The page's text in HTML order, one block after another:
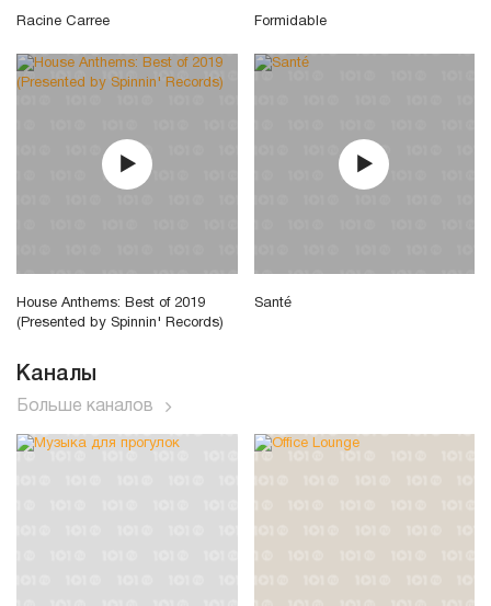
Racine Carree Formidable
House Anthems: Best of 2019
(Presented by Spinnin' Records)
Santé
Каналы
Больше каналов